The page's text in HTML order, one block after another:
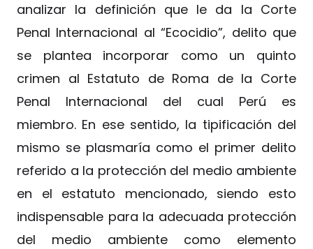
analizar la definición que le da la Corte
Penal Internacional al “Ecocidio”, delito que
se plantea incorporar como un quinto
crimen al Estatuto de Roma de la Corte
Penal Internacional del cual Perú es
miembro. En ese sentido, la tipificación del
mismo se plasmaría como el primer delito
referido a la protección del medio ambiente
en el estatuto mencionado, siendo esto
indispensable para la adecuada protección
del medio ambiente como elemento